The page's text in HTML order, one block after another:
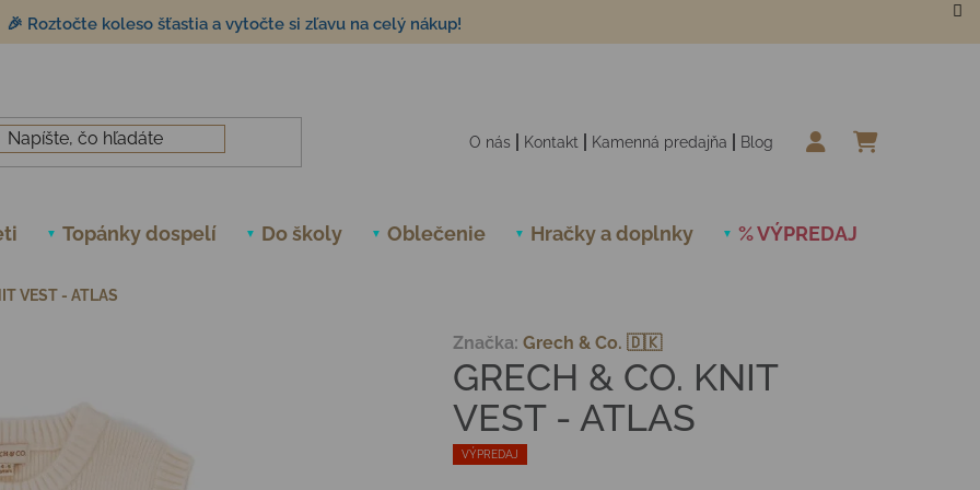
🎉 Roztočte koleso šťastia a vytočte si zľavu na celý nákup!
O nás Kontakt Kamenná predajňa Blog
Topánky dospelí Do školy Oblečenie Hračky a doplnky % VÝPREDAJ
VEST - ATLAS
VÝPREDAJ
GRECH & CO. KNIT
VEST - ATLAS
Značka: Grech & Co. 🇩🇰